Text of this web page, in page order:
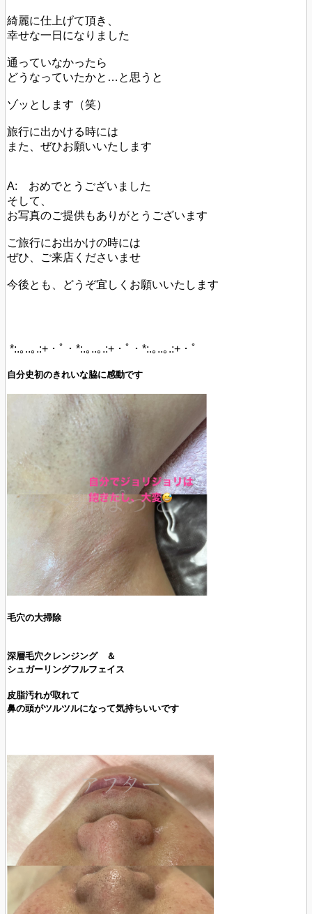
綺麗に仕上げて頂き、
幸せな一日になりました
通っていなかったら
どうなっていたかと…と思うと
ゾッとします（笑）
旅行に出かける時には
また、ぜひお願いいたします
A: おめでとうございました
そして、
お写真のご提供もありがとうございます
ご旅行にお出かけの時には
ぜひ、ご来店くださいませ
今後とも、どうぞ宜しくお願いいたします
*:.｡..｡.:+・ﾟ・*:.｡..｡.:+・ﾟ・*:.｡..｡.:+・ﾟ
自分史初のきれいな脇に感動です
毛穴の大掃除
深層毛穴クレンジング ＆
シュガーリングフルフェイス
皮脂汚れが取れて
鼻の頭がツルツルになって気持ちいいです